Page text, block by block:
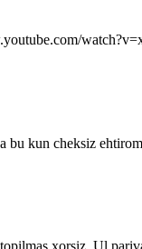
bu kun cheksiz